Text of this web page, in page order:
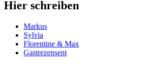
Hier schreiben
Markus
Sylvia
Florentine & Max
Gastrezensent